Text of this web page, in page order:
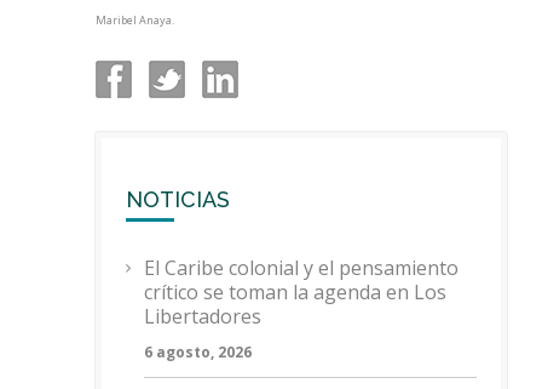
Maribel Anaya.
NOTICIAS
El Caribe colonial y el pensamiento
crítico se toman la agenda en Los
Libertadores
6 agosto, 2026